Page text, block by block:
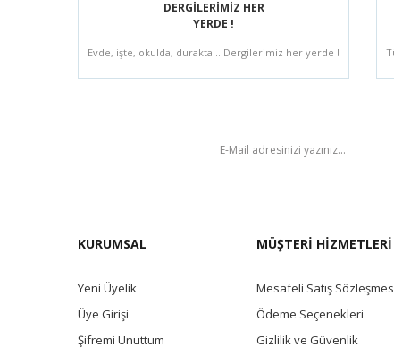
DERGİLERİMİZ HER
YERDE !
Evde, işte, okulda, durakta... Dergilerimiz her yerde !
KURUMSAL
Yeni Üyelik
Üye Girişi
Şifremi Unuttum
MÜŞTERİ HİZMETLERİ
Mesafeli Satış
Ödeme Seçenekleri
Gizlilik ve Güvenlik